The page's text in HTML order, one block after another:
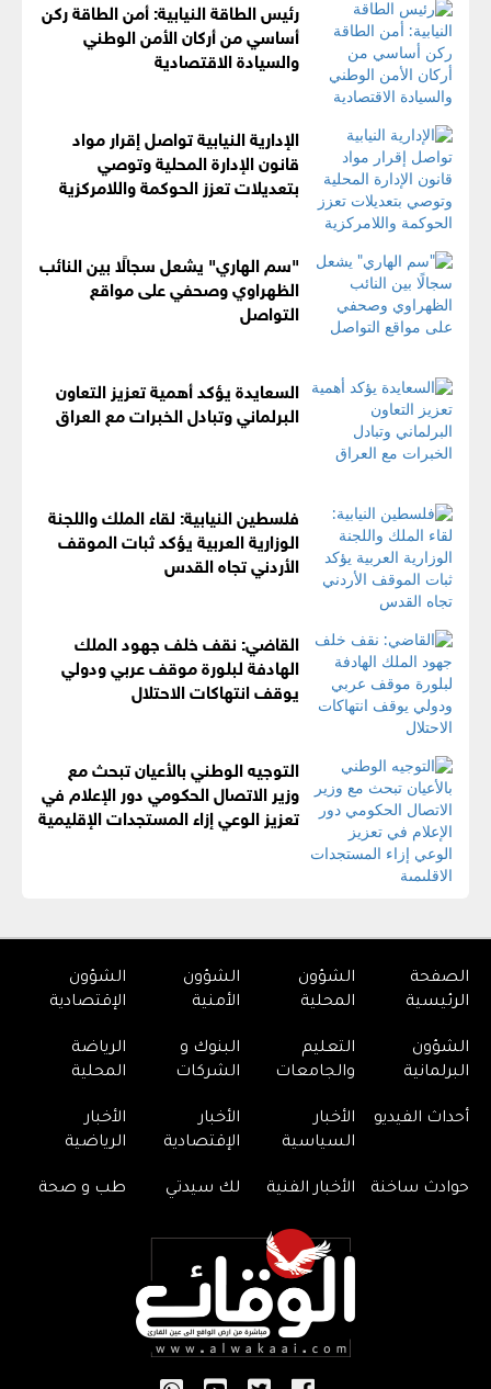
رئيس الطاقة النيابية: أمن الطاقة ركن
أساسي من أركان الأمن الوطني
والسيادة الاقتصادية
الإدارية النيابية تواصل إقرار مواد
قانون الإدارة المحلية وتوصي
بتعديلات تعزز الحوكمة واللامركزية
"سم الهاري" يشعل سجالًا بين النائب
الظهراوي وصحفي على مواقع
التواصل
السعايدة يؤكد أهمية تعزيز التعاون
البرلماني وتبادل الخبرات مع العراق
فلسطين النيابية: لقاء الملك واللجنة
الوزارية العربية يؤكد ثبات الموقف
الأردني تجاه القدس
القاضي: نقف خلف جهود الملك
الهادفة لبلورة موقف عربي ودولي
يوقف انتهاكات الاحتلال
التوجيه الوطني بالأعيان تبحث مع
وزير الاتصال الحكومي دور الإعلام في
تعزيز الوعي إزاء المستجدات الإقليمية
الصفحة
الرئيسية
الشؤون
المحلية
الشؤون
الأمنية
الشؤون
الإقتصادية
الشؤون
البرلمانية
التعليم
والجامعات
البنوك و
الشركات
الرياضة
المحلية
أحداث الفيديو
الأخبار
السياسية
الأخبار
الإقتصادية
الأخبار
الرياضية
حوادث ساخنة الأخبار الفنية لك سيدتي طب و صحة